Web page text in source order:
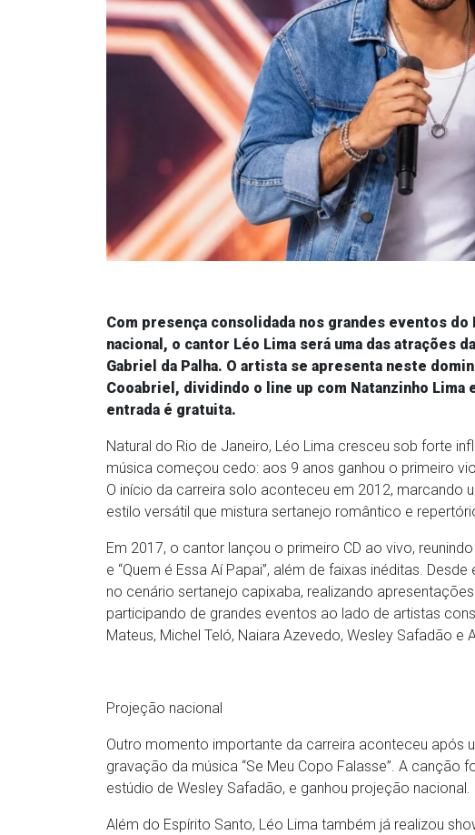
Com presença consolidada nos grandes eventos
nacional, o cantor Léo Lima será uma das atrações
Gabriel da Palha. O artista se apresenta neste
Cooabriel, dividindo o line up com Natanzinho Lima
entrada é gratuita.
Natural do Rio de Janeiro, Léo Lima cresceu sob forte
música começou cedo: aos 9 anos ganhou o primeiro
O início da carreira solo aconteceu em 2012, marcando
estilo versátil que mistura sertanejo romântico e
Em 2017, o cantor lançou o primeiro CD ao vivo,
e “Quem é Essa Aí Papai”, além de faixas inéditas.
no cenário sertanejo capixaba, realizando
participando de grandes eventos ao lado de artistas
Mateus, Michel Teló, Naiara Azevedo, Wesley Safadão e
Projeção nacional
Outro momento importante da carreira aconteceu após
gravação da música “Se Meu Copo Falasse”. A canção
estúdio de Wesley Safadão, e ganhou projeção nacional.
Além do Espírito Santo, Léo Lima também já realizou